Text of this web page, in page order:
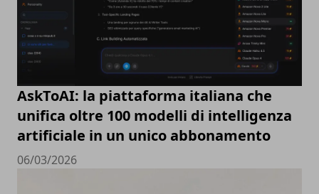
AskToAI: la piattaforma italiana che
unifica oltre 100 modelli di intelligenza
artificiale in un unico abbonamento
06/03/2026